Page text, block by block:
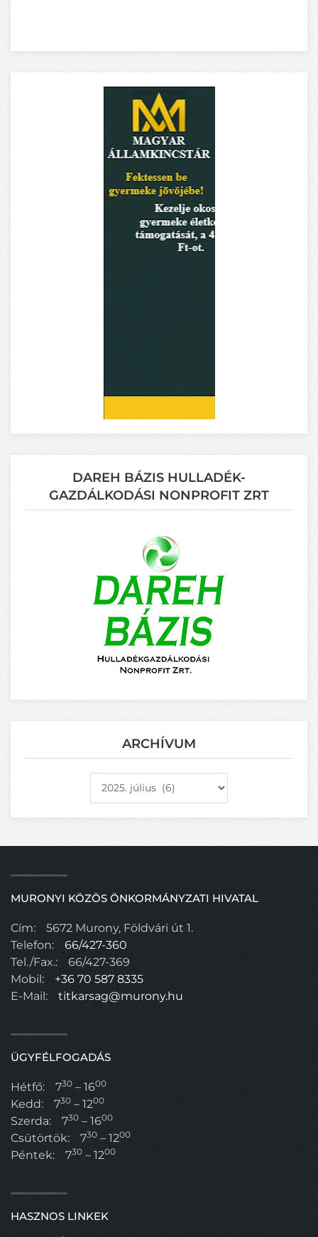
DAREH BÁZIS HULLADÉK-
GAZDÁLKODÁSI NONPROFIT ZRT
ARCHÍVUM
MURONYI KÖZÖS ÖNKORMÁNYZATI HIVATAL
Cím:
5672 Murony, Földvári út 1.
Telefon:
66/427-360
Tel./Fax.:
66/427-369
Mobil:
+36 70 587 8335
E-Mail:
titkarsag@murony.hu
ÜGYFÉLFOGADÁS
Hétfő: 730 – 1600
Kedd: 730 – 1200
Szerda: 730 – 1600
Csütörtök: 730 – 1200
Péntek: 730 – 1200
HASZNOS LINKEK